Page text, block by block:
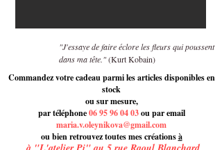
"J'essaye de faire éclore les fleurs qui poussent
dans ma tête."(Kurt Kobain)
Commandez votre cadeau parmi les articles disponibles en
stock
ou sur mesure,
par téléphone06 95 96 04 03ou par email
maria.v.oleynikova@gmail.com
ou bien retrouvez toutes mes créationsà